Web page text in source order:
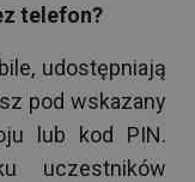
telefon?
udostępniają
pod wskazany
lub kod PIN.
uczestników